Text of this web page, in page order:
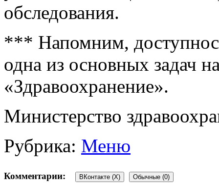
обследования.
*** Напомним,
одна из основных задач
«Здравоохранение».
Министерство
Рубрика: Меню
Комментарии: ВКонтакте (X) Обычные (0)